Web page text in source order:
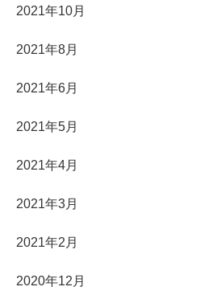
2021年10月
2021年8月
2021年6月
2021年5月
2021年4月
2021年3月
2021年2月
2020年12月